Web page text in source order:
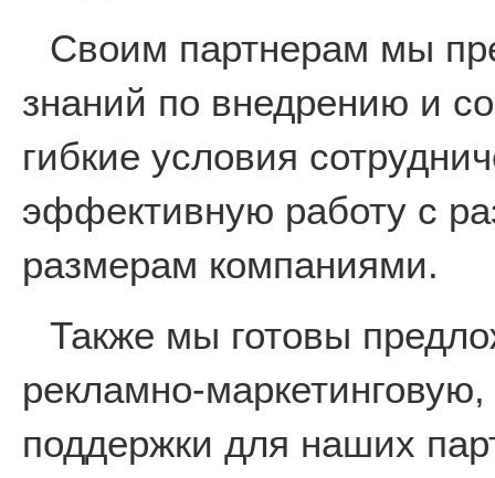
Своим партнерам мы
знаний по внедрению и
гибкие условия
эффективную работу с
размерам компаниями.
Также мы готовы
рекламно-
поддержки для наших